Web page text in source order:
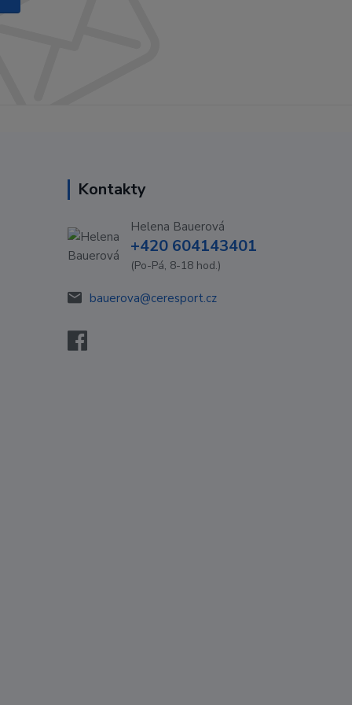
Kontakty
Helena Bauerová
+420 604143401
(Po-Pá, 8-18 hod.)
bauerova@ceresport.cz